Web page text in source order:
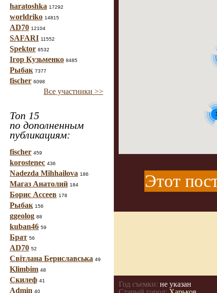
haratoshka 17292
worldriko 14815
AD70 12104
SAFARI 11552
Spektor 8532
Ігор Кузьменко 8485
Рыбак 7377
fischer 6098
Все участники >>
Топ 15
по дополненным
публикациям:
fischer 459
korostenec 436
Nadezda Mihhailova 186
Магаз Анатолий 184
Борис Ассеев 178
Рыбак 156
ggeolog 88
kuban46 59
Брат 56
AD70 52
Світлана Бериславська 49
Klimbim 48
Скилеф 41
Admin 40
Этот
Год съемки: не указан